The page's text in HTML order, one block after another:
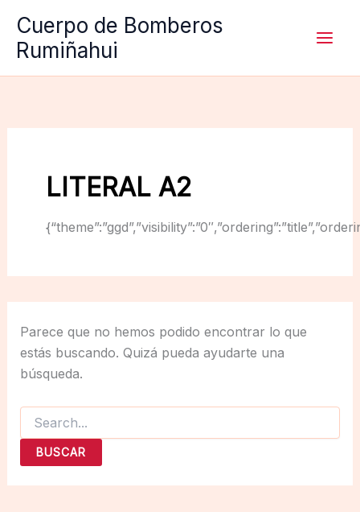
contenido
Cuerpo de Bomberos
Rumiñahui
LITERAL A2
Parece que no hemos podido encontrar lo que
estás buscando. Quizá pueda ayudarte una
búsqueda.
Buscar
por: